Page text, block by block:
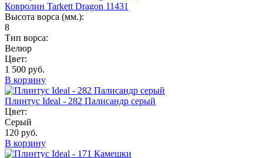
Ковролин Tarkett Dragon 11431
Высота ворса (мм.):
8
Тип ворса:
Велюр
Цвет:
1 500 руб.
В корзину
Плинтус Ideal - 282 Палисандр серый
Цвет:
Серый
120 руб.
В корзину